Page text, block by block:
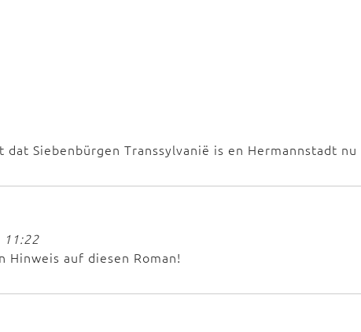
Siebenbürgen Transsylvanië is en Hermannstadt nu
11:22
Hinweis auf diesen Roman!